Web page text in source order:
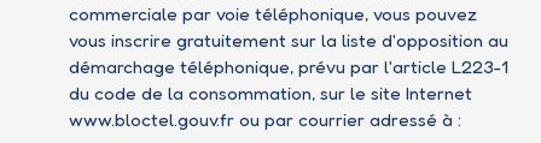
commerciale par voie téléphonique, vous pouvez
vous inscrire gratuitement sur la liste d'opposition au
démarchage téléphonique, prévu par l'article L223-1
du code de la consommation, sur le site Internet
www.bloctel.gouv.fr ou par courrier adressé à :